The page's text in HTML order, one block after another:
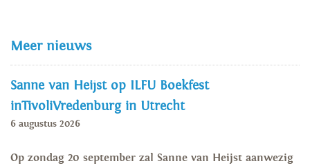
Meer nieuws
Sanne van Heijst op ILFU Boekfest
inTivoliVredenburg in Utrecht
6 augustus 2026
Op zondag 20 september zal Sanne van Heijst aanwezig